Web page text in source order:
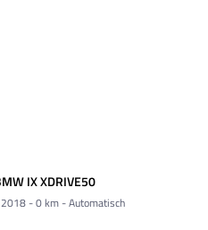
IX XDRIVE50
- 0 km - Automatisch